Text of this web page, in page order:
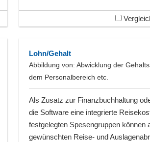
Lohn/Gehalt
Abbildung von: Abwicklung der
dem Personalbereich etc.
Als Zusatz zur Finanzbuchhaltung
die Software eine integrierte
festgelegten Spesengruppen können
gewünschten Reise- und